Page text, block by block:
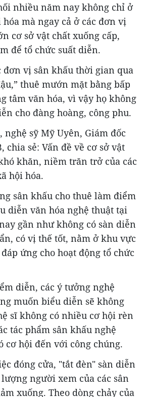
nhiều năm nay không chỉ ở
mà ngay cả ở các đơn vị
cơ sở vật chất xuống cấp,
để tổ chức suất diễn.
đơn vị sân khấu thời gian qua
thuê mướn mặt bằng bấp
tâm văn hóa, vì vậy họ không
cho đàng hoàng, công phu.
sỹ Mỹ Uyên, Giám đốc
chia sẻ: Vấn đề về cơ sở vật
khăn, niềm trăn trở của các
hội hóa.
sân khấu cho thuê làm điểm
diễn văn hóa nghệ thuật tại
gần như không có sàn diễn
có vị thế tốt, nằm ở khu vực
ứng cho hoạt động tổ chức
diễn, các ý tưởng nghệ
muốn biểu diễn sẽ không
sĩ không có nhiều cơ hội rèn
tác phẩm sân khấu nghệ
cơ hội đến với công chúng.
đóng cửa, "tắt đèn" sàn diễn
người xem của các sân
xuống. Theo dòng chảy của